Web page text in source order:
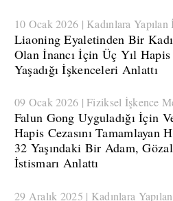
10 Ocak 2026 | Kadınlara Yapılan
​Liaoning Eyaletinden Bir
Olan İnancı İçin Üç Yıl Hapis
Yaşadığı İşkenceleri Anlattı
09 Ocak 2026 | Fiziksel İşkence
​Falun Gong Uyguladığı İçin
Hapis Cezasını Tamamlayan
32 Yaşındaki Bir Adam,
İstismarı Anlattı
29 Aralık 2025 | Kadınlara